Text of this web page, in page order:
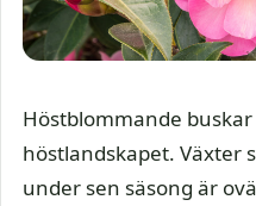
Höstblommande
höstlandskapet. Växter
under sen säsong är